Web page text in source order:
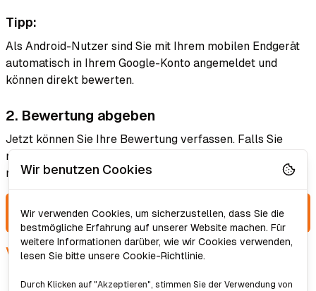
Wir benutzen Cookies
Wir verwenden Cookies, um sicherzustellen, dass Sie die
bestmögliche Erfahrung auf unserer Website machen. Für
weitere Informationen darüber, wie wir Cookies verwenden,
lesen Sie bitte unsere Cookie-Richtlinie.
Durch Klicken auf "Akzeptieren", stimmen Sie der Verwendung von
Tipp:
Als Android-Nutzer sind Sie mit Ihrem mobilen Endgerät
automatisch in Ihrem Google-Konto angemeldet und
können direkt bewerten.
2. Bewertung abgeben
Jetzt können Sie Ihre Bewertung verfassen. Falls Sie
noch nicht eingeloggt waren, können Sie dies auch dort
nachholen.
Jetzt bewerten
Vielen Dank für Ihr Feedback!